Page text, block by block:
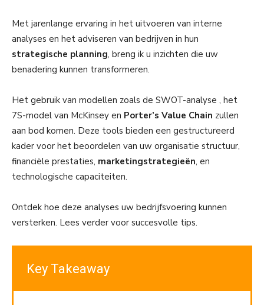
Met jarenlange ervaring in het uitvoeren van interne
analyses en het adviseren van bedrijven in hun
strategische planning, breng ik u inzichten die uw
benadering kunnen transformeren.
Het gebruik van modellen zoals de SWOT-analyse , het
7S-model van McKinsey en Porter’s Value Chain zullen
aan bod komen. Deze tools bieden een gestructureerd
kader voor het beoordelen van uw organisatie structuur,
financiële prestaties, marketingstrategieën, en
technologische capaciteiten.
Ontdek hoe deze analyses uw bedrijfsvoering kunnen
versterken. Lees verder voor succesvolle tips.
Key Takeaway